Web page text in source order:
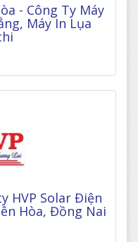
- Công Ty Máy
Máy In Lụa
HVP Solar Điện
Hòa, Đồng Nai